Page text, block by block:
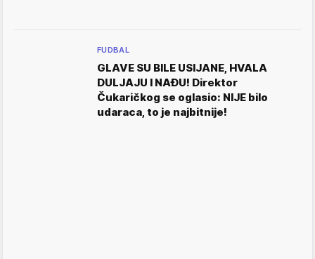
FUDBAL
GLAVE SU BILE USIJANE, HVALA
DULJAJU I NAĐU! Direktor
Čukaričkog se oglasio: NIJE bilo
udaraca, to je najbitnije!